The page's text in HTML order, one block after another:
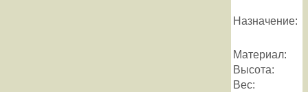
Назначение:
Материал:
Высота:
Вес: